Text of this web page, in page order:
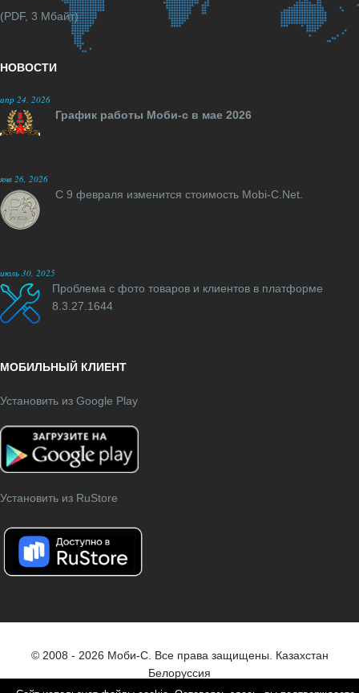
(PDF, 3 Мбайт)
НОВОСТИ
апр 24, 2026
График работы Моби-с в мае 2026
янв 26, 2026
С 9 февраля изменится стоимость Mobi-C.Net.
июль 30, 2025
Проблема с фото товаров и клиентов в платформе
8.3.27.1644
МОБИЛЬНЫЙ КЛИЕНТ
Установить из Google Play
Установить из RuStore
© 2008 - 2026 Моби-С. Все права защищены. Казахстан
Белоруссия